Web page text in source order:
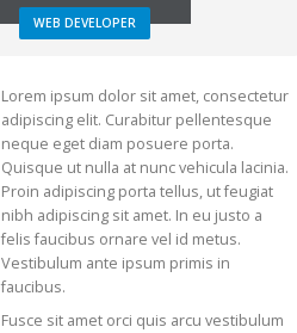
WEB DEVELOPER
Lorem ipsum dolor sit amet, consectetur
adipiscing elit. Curabitur pellentesque
neque eget diam posuere porta.
Quisque ut nulla at nunc vehicula lacinia.
Proin adipiscing porta tellus, ut feugiat
nibh adipiscing sit amet. In eu justo a
felis faucibus ornare vel id metus.
Vestibulum ante ipsum primis in
faucibus.
Fusce sit amet orci quis arcu vestibulum